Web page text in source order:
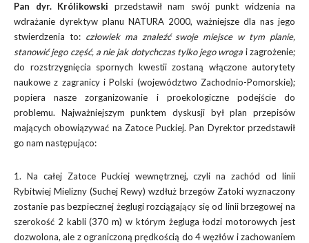
Pan dyr. Królikowski przedstawił nam swój punkt widzenia na
wdrażanie dyrektyw planu NATURA 2000, ważniejsze dla nas jego
stwierdzenia to: człowiek ma znaleźć swoje miejsce w tym planie,
stanowić jego część, a nie jak dotychczas tylko jego wroga i zagrożenie;
do rozstrzygnięcia spornych kwestii zostaną włączone autorytety
naukowe z zagranicy i Polski (województwo Zachodnio-Pomorskie);
popiera nasze zorganizowanie i proekologiczne podejście do
problemu. Najważniejszym punktem dyskusji był plan przepisów
mających obowiązywać na Zatoce Puckiej. Pan Dyrektor przedstawił
go nam następująco:
1. Na całej Zatoce Puckiej wewnętrznej, czyli na zachód od linii
Rybitwiej Mielizny (Suchej Rewy) wzdłuż brzegów Zatoki wyznaczony
zostanie pas bezpiecznej żeglugi rozciągający się od linii brzegowej na
szerokość 2 kabli (370 m) w którym żegluga łodzi motorowych jest
dozwolona, ale z ograniczoną prędkością do 4 węzłów i zachowaniem